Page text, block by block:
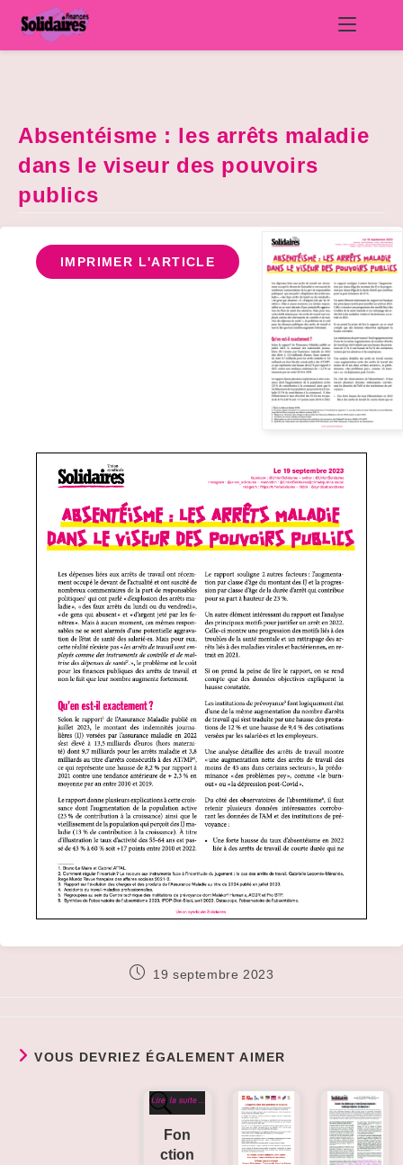
Absentéisme : les arrêts maladie
dans le viseur des pouvoirs
publics
IMPRIMER L'ARTICLE
Publication
19 septembre 2023
VOUS DEVRIEZ ÉGALEMENT AIMER
Fon
ction